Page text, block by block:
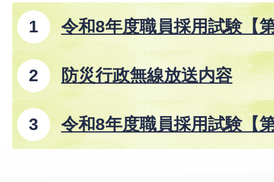
令和8年度職員採用試験【
防災行政無線放送内容
令和8年度職員採用試験【